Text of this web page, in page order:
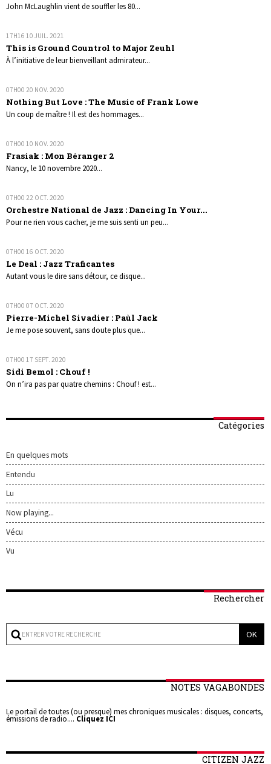
John McLaughlin vient de souffler les 80...
17H16 10 JUIL. 2021
This is Ground Countrol to Major Zeuhl
À l’initiative de leur bienveillant admirateur...
07H00 20 NOV. 2020
Nothing But Love : The Music of Frank Lowe
Un coup de maître ! Il est des hommages...
07H00 10 NOV. 2020
Frasiak : Mon Béranger 2
Nancy, le 10 novembre 2020...
07H00 22 OCT. 2020
Orchestre National de Jazz : Dancing In Your...
Pour ne rien vous cacher, je me suis senti un peu...
07H00 16 OCT. 2020
Le Deal : Jazz Traficantes
Autant vous le dire sans détour, ce disque...
07H00 07 OCT. 2020
Pierre-Michel Sivadier : Paùl Jack
Je me pose souvent, sans doute plus que...
07H00 17 SEPT. 2020
Sidi Bemol : Chouf !
On n’ira pas par quatre chemins : Chouf ! est...
Catégories
En quelques mots
Entendu
Lu
Now playing...
Vécu
Vu
Rechercher
NOTES VAGABONDES
Le portail de toutes (ou presque) mes chroniques musicales : disques, concerts,
émissions de radio.... Cliquez ICI
CITIZEN JAZZ